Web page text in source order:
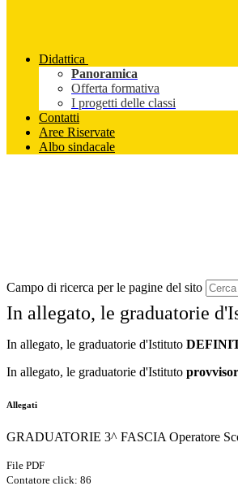
Didattica
Panoramica
Offerta formativa
I progetti delle classi
Contatti
Aree Riservate
Albo sindacale
Campo di ricerca per le pagine del sito
In allegato, le graduatorie
In allegato, le graduatorie d'Istituto
In allegato, le graduatorie d'Istituto
Allegati
GRADUATORIE 3^ FASCIA Operatore
File PDF
Contatore click: 86